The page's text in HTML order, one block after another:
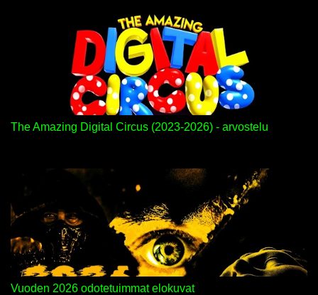
The Amazing Digital Circus (2023-2026) - arvostelu
Vuoden 2026 odotetuimmat elokuvat